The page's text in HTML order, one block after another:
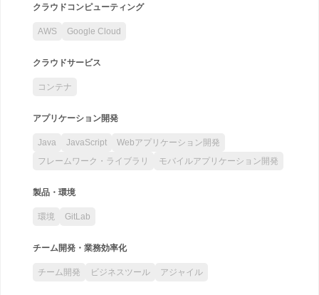
クラウドコンピューティング
AWS Google Cloud
クラウドサービス
コンテナ
アプリケーション開発
Java JavaScript
Webアプリケーション開発
フレームワーク・ライブラリ
モバイルアプリケーション開発
製品・環境
環境 GitLab
チーム開発・業務効率化
チーム開発 ビジネスツール アジャイル